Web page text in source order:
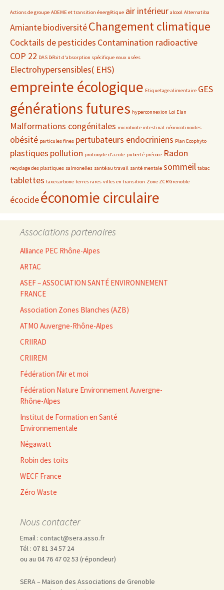
Actions de groupe ADEME et transition énergétique air intérieur alcool Alternatiba
AmiantebiodiversitéChangement climatique
Cocktails de pesticides Contamination radioactive
COP 22 DAS Débit d'absorption spécifique eaux usées
Electrohypersensibles( EHS)
empreinte écologique Etiquetage alimentaire GES
générations futures hyperconnexion Loi Elan
Malformations congénitales microbiote intestinal néonicotinoïdes
obésité particules fines pertubateurs endocriniens Plan Ecophyto
plastiques pollution protoxyde d'azote puberté précoce Radon
recyclage des plastiques salmonelles santé au travail santé mentale sommeil tabac
tablettes taxe carbone terres rares villes en transition Zone ZCR Grenoble
écocideéconomie circulaire
Associations partenaires
Alliance PEC Rhône-Alpes
ARTAC
ASEF – ASSOCIATION SANTÉ ENVIRONNEMENT
FRANCE
Association Zones Blanches (AZB)
ATMO Auvergne-Rhône-Alpes
CRIIRAD
CRIIREM
Fédération l'Air et moi
Fédération Nature Environnement Auvergne-
Rhône-Alpes
Institut de Formation en Santé
Environnementale
Négawatt
Robin des toits
WECF France
Zéro Waste
Nous contacter
Email : contact@sera.asso.fr
Tél : 07 81 34 57 24
ou au 04 76 47 02 53 (répondeur)
SERA – Maison des Associations de Grenoble